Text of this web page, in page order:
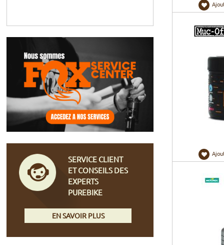
SERVICE CLIENT
ET CONSEILS DES
EXPERTS
PUREBIKE
EN SAVOIR PLUS